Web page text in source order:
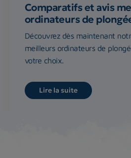
Comparatifs et avis
ordinateurs de
Découvrez dès maintenant
meilleurs ordinateurs de
votre choix.
Lire la suite